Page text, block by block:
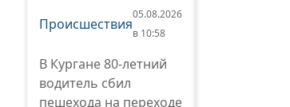
Происшествия
05.08.2026
в 10:58
В Кургане 80-летний
водитель сбил
пешехода на переходе